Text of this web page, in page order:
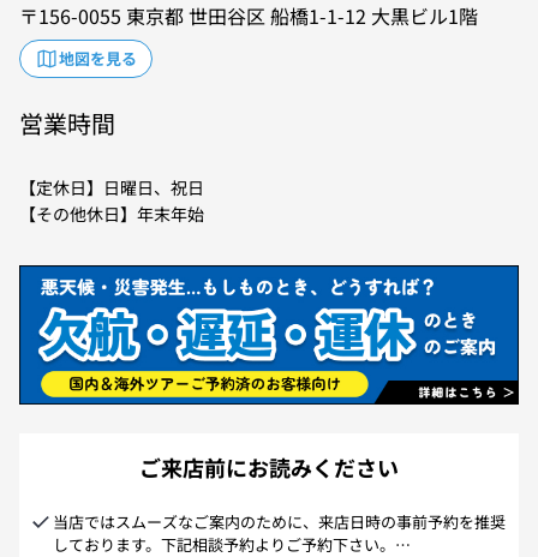
156-0055 東京都世田谷区船橋1-1-12 大黒ビル1階
地図を見る
営業時間
【定休日】日曜日、祝日
【その他休日】年末年始
ご来店前にお読みください
当店ではスムーズなご案内のために、来店日時の事前予約を推奨
しております。下記相談予約よりご予約下さい。